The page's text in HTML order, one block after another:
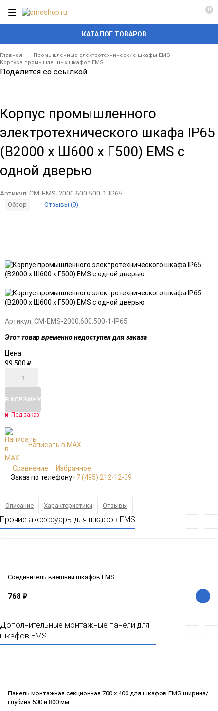
КАТАЛОГ ТОВАРОВ
0
Главная
Промышленные электротехнические шкафы EMS
Корпуса промышленных шкафов EMS
Поделится со ссылкой
Корпус промышленного
электротехнического шкафа IP65
(В2000 x Ш600 x Г500) EMS c
одной дверью
Артикул: CM-EMS-2000.600.500-1-IP65
Обзор Отзывы (0)
в
избранное
к
сравнению
Артикул: CM-EMS-2000.600.500-1-IP65
Этот товар временно недоступен для заказа
Цена
99 500 ₽
В КОРЗИНУ
Под заказ
Написать в MAX
Сравнение
Избранное
Заказ по телефону+7 (495) 212-12-39
Описание Характеристики Отзывы
Прочие аксессуары для шкафов EMS
Соединитель внешний шкафов EMS
768 ₽
Дополнительные монтажные панели для
шкафов EMS
Панель монтажная секционная 700 x 400 для шкафов EMS ширина/
глубина 500 и 800 мм.